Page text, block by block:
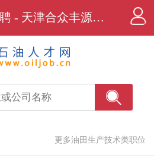
钻井工程师招聘 - 天津合众丰源石油技术股份有限公司 - 石油人才网
更多油田生产技术类职位